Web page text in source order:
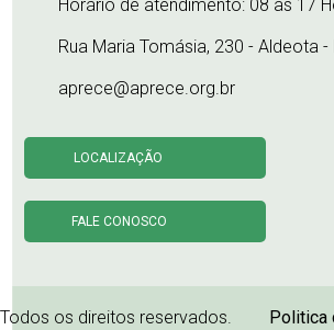
Horário de atendimento: 08 às 17
Rua Maria Tomásia, 230 - Aldeota
aprece@aprece.org.br
LOCALIZAÇÃO
FALE CONOSCO
Todos os direitos reservados. Politica